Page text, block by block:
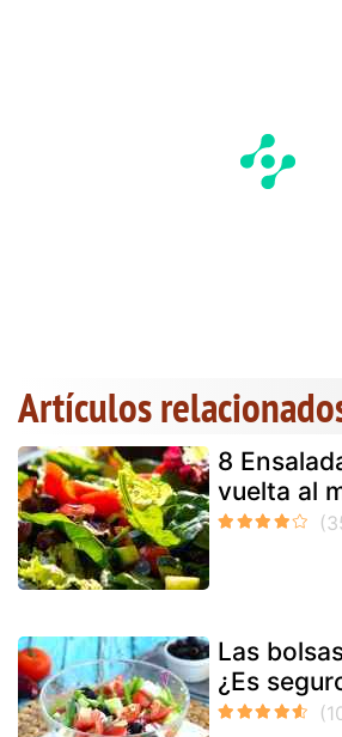
Artículos
8
vuelta al
Las
¿Es